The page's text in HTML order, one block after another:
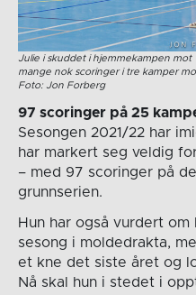
Julie i skuddet i hjemmekampen mot
mange nok scoringer i tre kamper
Foto: Jon Forberg
97 scoringer på 25
Sesongen 2021/22 har
har markert seg veldig
– med 97 scoringer på
grunnserien.
Hun har også vurdert
sesong i moldedrakta,
et kne det siste året og
Nå skal hun i stedet i